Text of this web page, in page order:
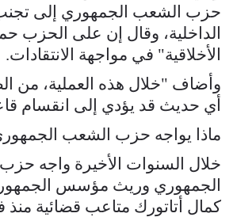
حزب الشعب الجمهوري إلى
الداخلية، وقال إن على الحزب
الأخلاقية" في مواجهة الانتقادات.
وأضاف "خلال هذه العملية، من
أي حديث قد يؤدي إلى انقسام
ماذا يواجه حزب الشعب
خلال السنوات الأخيرة واجه
الجمهوري وريث مؤسس
كمال أتاتورك متاعب قضائية منذ